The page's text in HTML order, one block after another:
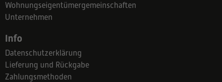
Wohnungseigentümergemeinschaften
Unternehmen
Info
Datenschutzerklärung
Lieferung und Rückgabe
Zahlungsmethoden